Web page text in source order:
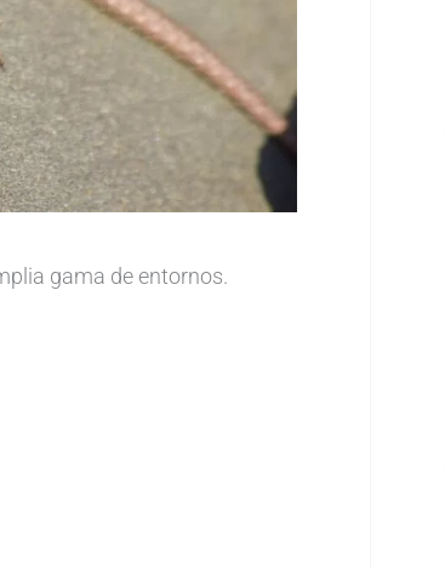
gama de entornos.